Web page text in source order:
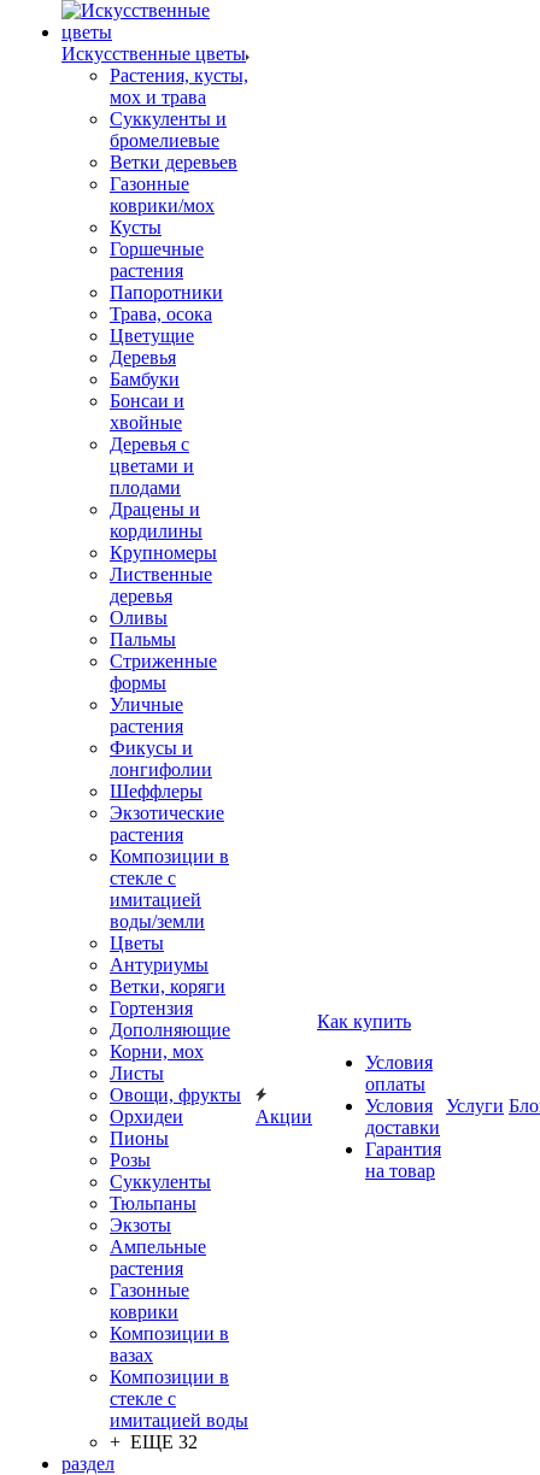
Искусственные цветы
Растения, кусты,
мох и трава
Суккуленты и
бромелиевые
Ветки деревьев
Газонные
коврики/мох
Кусты
Горшечные
растения
Папоротники
Трава, осока
Цветущие
Деревья
Бамбуки
Бонсаи и
хвойные
Деревья с
цветами и
плодами
Драцены и
кордилины
Крупномеры
Лиственные
деревья
Оливы
Пальмы
Стриженные
формы
Уличные
растения
Фикусы и
лонгифолии
Шеффлеры
Экзотические
растения
Композиции в
стекле с
имитацией
воды/земли
Цветы
Антуриумы
Ветки, коряги
Гортензия
Дополняющие
Корни, мох
Листы
Овощи, фрукты
Орхидеи
Пионы
Розы
Суккуленты
Тюльпаны
Экзоты
Ампельные
растения
Газонные
коврики
Композиции в
вазах
Композиции в
стекле с
имитацией воды
+ ЕЩЕ 32
раздел
Акции
Как купить
Условия
оплаты
Условия
доставки
Гарантия
на товар
Услуги